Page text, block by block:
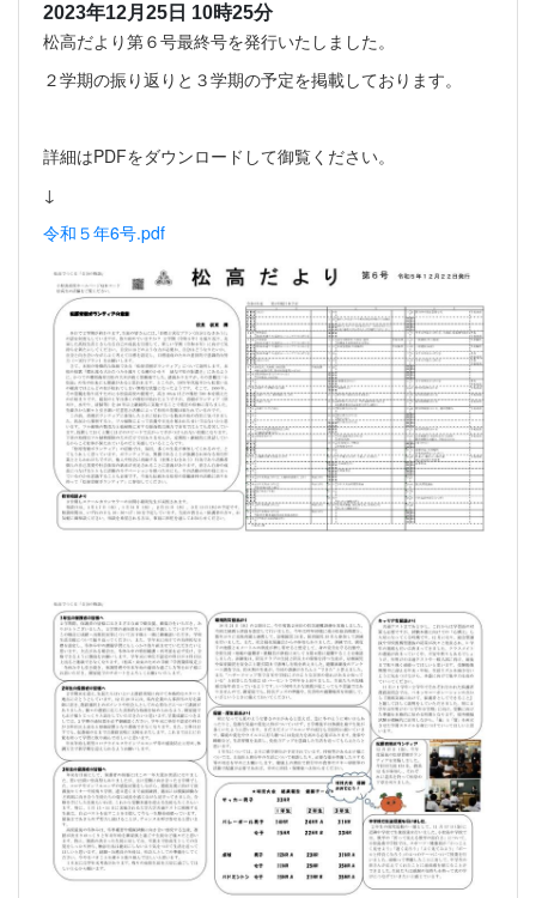
2023年12月25日 10時25分
松高だより第６号最終号を発行いたしました。
２学期の振り返りと３学期の予定を掲載しております。
詳細はPDFをダウンロードして御覧ください。
↓
令和５年6号.pdf